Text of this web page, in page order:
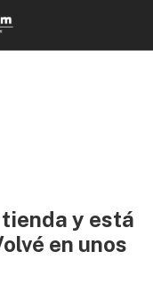
y está
en unos